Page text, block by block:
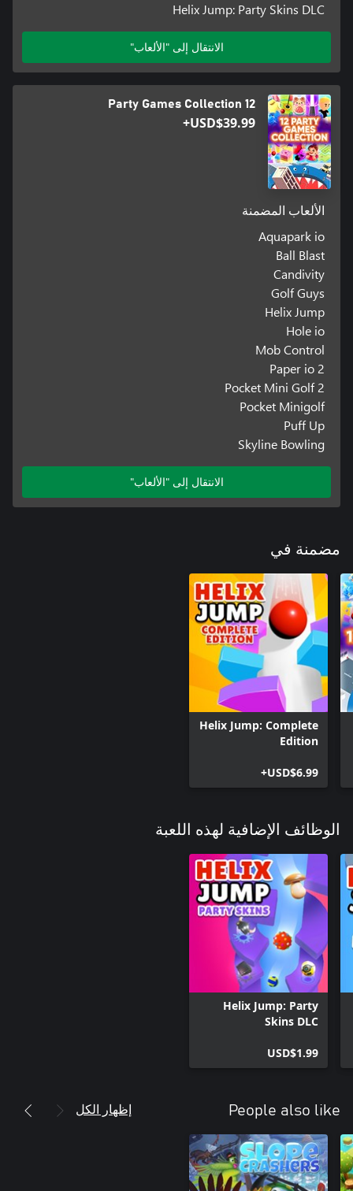
Helix Jump: Party Skins DLC
الانتقال إلى "الألعاب"
12 Party Games Collection
USD$39.99+
الألعاب المضمنة
Aquapark io
Ball Blast
Candivity
Golf Guys
Helix Jump
Hole io
Mob Control
Paper io 2
Pocket Mini Golf 2
Pocket Minigolf
Puff Up
Skyline Bowling
الانتقال إلى "الألعاب"
مضمنة في
Helix Jump: Complete
Edition
USD$6.99+
الوظائف الإضافية لهذه اللعبة
Helix Jump: Party
Skins DLC
USD$1.99
People also like إظهار الكل